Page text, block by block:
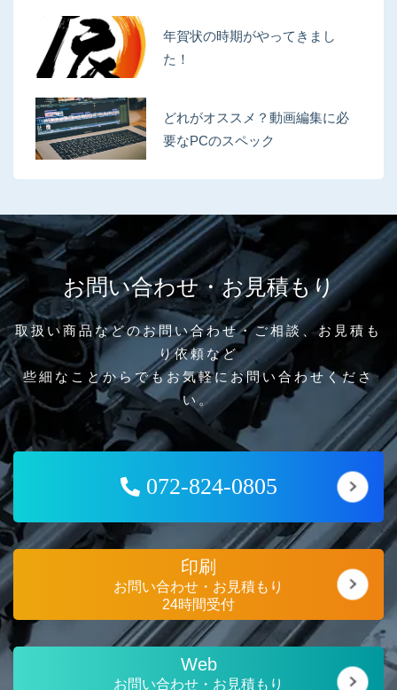
年賀状の時期がやってきまし
た！
どれがオススメ？動画編集に必
要なPCのスペック
お問い合わせ・お見積もり
取扱い商品などのお問い合わせ・ご相談、お見積も
り依頼など
些細なことからでもお気軽にお問い合わせくださ
い。
072-824-0805
印刷
お問い合わせ・お見積もり
24時間受付
Web
お問い合わせ・お見積もり